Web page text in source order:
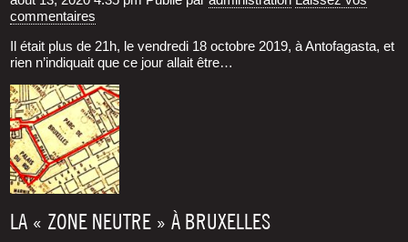
commentaires
Il était plus de 21h, le ven­dre­di 18 octobre 2019, à Anto­fa­gas­ta, et
rien n’indiquait que ce jour allait être…
LA « ZONE NEUTRE » À BRUXELLES